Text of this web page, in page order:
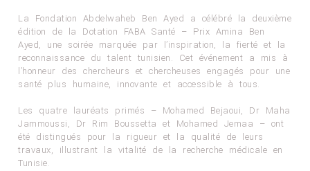
La Fondation Abdelwaheb Ben Ayed a célébré la deuxième
édition de la Dotation FABA Santé – Prix Amina Ben
Ayed, une soirée marquée par l’inspiration, la fierté et la
reconnaissance du talent tunisien. Cet événement a mis à
l’honneur des chercheurs et chercheuses engagés pour une
santé plus humaine, innovante et accessible à tous.
Les quatre lauréats primés – Mohamed Bejaoui, Dr Maha
Jammoussi, Dr Rim Boussetta et Mohamed Jemaa – ont
été distingués pour la rigueur et la qualité de leurs
travaux, illustrant la vitalité de la recherche médicale en
Tunisie.